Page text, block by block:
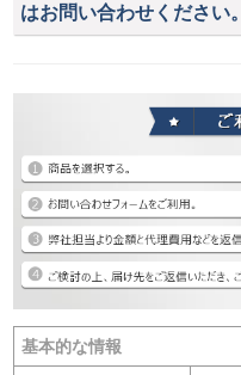
はお問い合わせください。
基本的な情報